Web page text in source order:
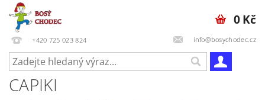
+420 725 023 824 info@bosychodec.cz
0 Kč
CAPIKI